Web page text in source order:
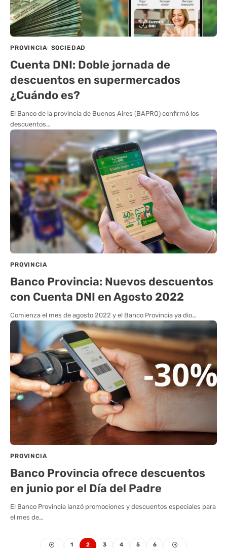
PROVINCIA SOCIEDAD
Cuenta DNI: Doble jornada de
descuentos en supermercados
¿Cuándo es?
El Banco de la provincia de Buenos Aires (BAPRO) confirmó los
descuentos…
PROVINCIA
Banco Provincia: Nuevos descuentos
con Cuenta DNI en Agosto 2022
Comienza el mes de agosto 2022 y el Banco Provincia ya dio…
PROVINCIA
Banco Provincia ofrece descuentos
en junio por el Día del Padre
El Banco Provincia lanzó promociones y descuentos especiales para
el mes de…
1 2 3 4 5 6